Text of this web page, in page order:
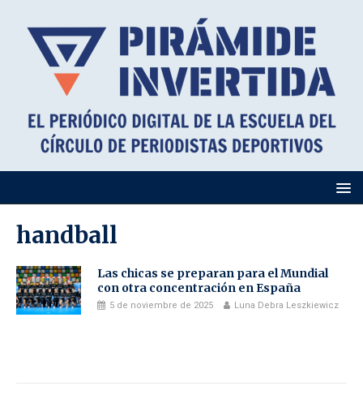
handball
Las chicas se preparan para el Mundial
con otra concentración en España
5 de noviembre de 2025 Luna Debra Leszkiewicz